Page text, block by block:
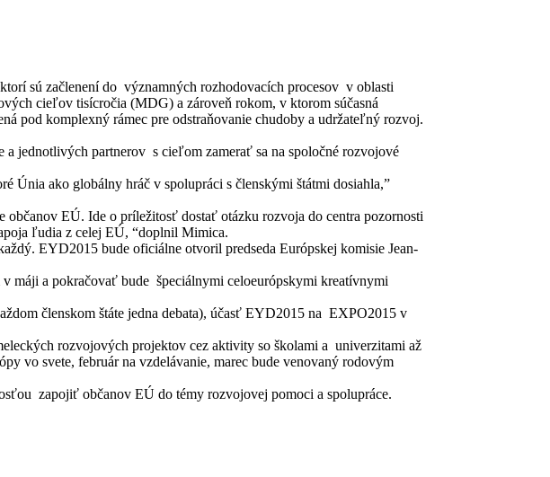
sú začlenení do významných rozhodovacích procesov v oblasti
cieľov tisícročia (MDG) a zároveň rokom, v ktorom súčasná
pod komplexný rámec pre odstraňovanie chudoby a udržateľný rozvoj.
jednotlivých partnerov s cieľom zamerať sa na spoločné rozvojové
ako globálny hráč v spolupráci s členskými štátmi dosiahla,”
EÚ. Ide o príležitosť dostať otázku rozvoja do centra pozornosti
ľudia z celej EÚ, “doplnil Mimica.
EYD2015 bude oficiálne otvoril predseda Európskej komisie Jean-
máji a pokračovať bude špeciálnymi celoeurópskymi kreatívnymi
členskom štáte jedna debata), účasť EYD2015 na EXPO2015 v
rozvojových projektov cez aktivity so školami a univerzitami až
vo svete, február na vzdelávanie, marec bude venovaný rodovým
zapojiť občanov EÚ do témy rozvojovej pomoci a spolupráce.